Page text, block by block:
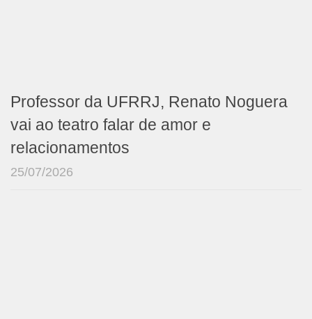
Professor da UFRRJ, Renato Noguera
vai ao teatro falar de amor e
relacionamentos
25/07/2026